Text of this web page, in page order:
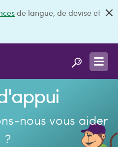
de langue, de devise et
nous vous aider
?